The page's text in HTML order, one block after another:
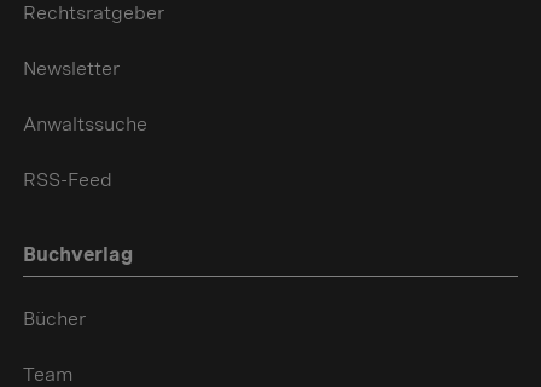
Rechtsratgeber
Newsletter
Anwaltssuche
RSS-Feed
Buchverlag
Bücher
Team